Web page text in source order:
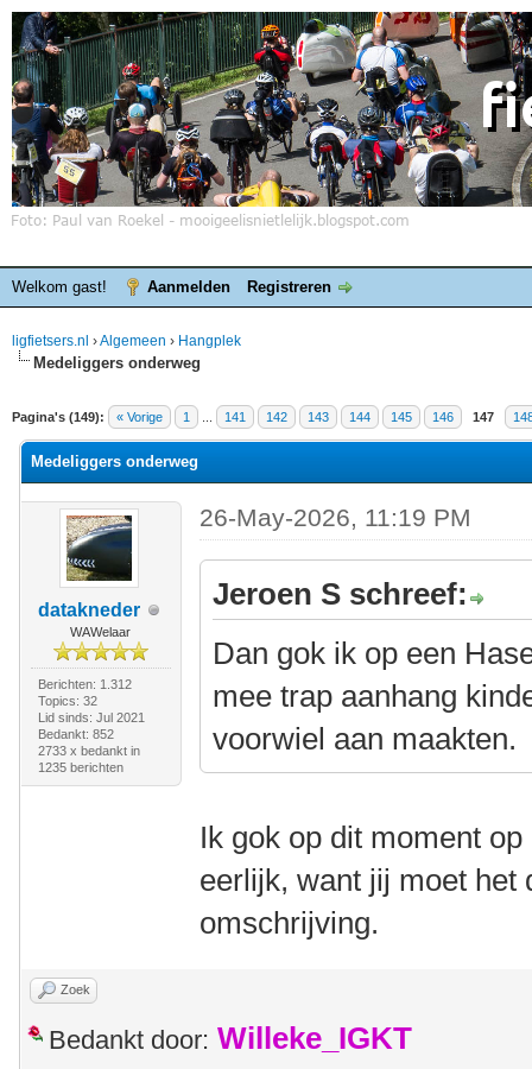
Welkom gast! Aanmelden Registreren
ligfietsers.nl ›Algemeen › Hangplek
Medeliggers onderweg
Pagina's (149): « Vorige 1 141 142 143 144 145 146 147
waardering is 3.86
Medeliggers onderweg
datakneder
WAWelaar
Berichten: 1.312
Topics: 32
Lid sinds: Jul 2021
Bedankt: 852
2733 x bedankt in
1235 berichten
26-May-2026, 11:19 PM
Jeroen S schreef:
Dan gok ik op een
mee trap aanhang
voorwiel aan maakten.
Ik gok op dit moment
eerlijk, want jij moet het
omschrijving.
Zoek
Bedankt door: Willeke_IGKT